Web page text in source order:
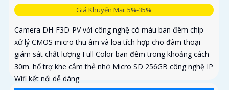
Giá Khuyến Mại: 5%-35%
Camera DH-F3D-PV với công nghệ có màu ban đêm chip
xử lý CMOS micro thu âm và loa tích hợp cho đàm thoại
giám sát chất lượng Full Color ban đêm trong khoảng cách
30m. hổ trợ khe cắm thẻ nhớ Micro SD 256GB công nghệ IP
Wifi kết nối dễ dàng